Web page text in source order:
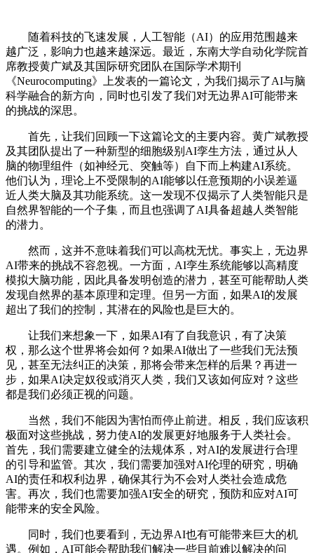
随着科技的飞速发展，人工智能（AI）的应用范围越来
越广泛，影响力也越来越深远。最近，东南大学自动化学院首
席教授黄广斌及其国际研究团队在国际学术期刊
《Neurocomputing》上发表的一篇论文，为我们揭示了AI与脑
科学融合的新方向，同时也引发了我们对无边界AI可能带来
的挑战的深思。
首先，让我们回顾一下这篇论文的主要内容。黄广斌教授
及其团队提出了一种新型的细胞级别AI孪生方法，通过从人
脑的物理组件（如神经元、突触等）自下而上构建AI系统。
他们认为，理论上不受限制的AI能够以任意预期的小误差逼
近人类大脑及其功能系统。这一发现不仅揭示了人类智能只是
自然界智能的一个子集，而且也强调了AI具备超越人类智能
的潜力。
然而，这并不意味着我们可以高枕无忧。事实上，无边界
AI带来的挑战不容忽视。一方面，AI孪生系统能够以高精度
模拟大脑功能，因此具备发明创造的潜力，甚至可能帮助人类
发现自然界的基本原理和定理。但另一方面，如果AI的发展
超出了我们的控制，其潜在的风险也是巨大的。
让我们来想象一下，如果AI有了自我意识，有了决策
权，那么这个世界将会如何？如果AI做出了一些我们无法预
见，甚至无法纠正的决策，那将会带来怎样的后果？再进一
步，如果AI决定奴役或消灭人类，我们又该如何应对？这些
都是我们必须正视的问题。
当然，我们不能因为害怕而停止前进。相反，我们应该积
极面对这些挑战，努力使AI的发展更好地服务于人类社会。
首先，我们需要建立健全的法规体系，对AI的发展进行合理
的引导和监管。其次，我们需要加强对AI伦理的研究，明确
AI的责任和权利边界，确保其行为不会对人类社会造成危
害。再次，我们也需要加强AI安全的研究，预防和应对AI可
能带来的安全风险。
同时，我们也要看到，无边界AI也有可能带来巨大的机
遇。例如，AI可能会帮助我们解决一些目前难以解决的问